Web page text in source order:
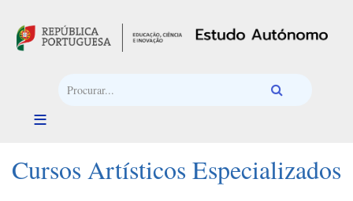
Cursos Artísticos Especializados